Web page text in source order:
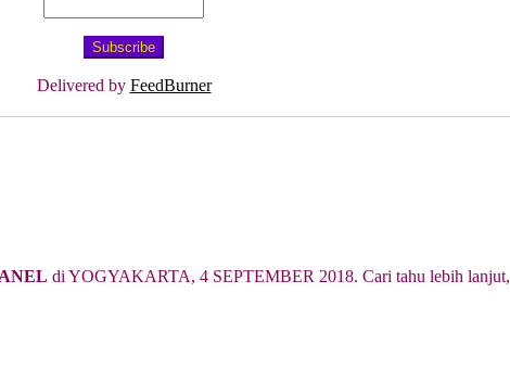
Delivered by FeedBurner
di YOGYAKARTA, 4 SEPTEMBER 2018. Cari tahu lebih lanjut,